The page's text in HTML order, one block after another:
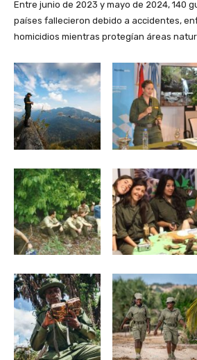
Entre junio de 2023 y mayo de 2024, 140
países fallecieron debido a accidentes,
homicidios mientras protegían áreas